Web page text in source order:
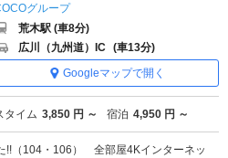
グループ
荒木駅 (車8分)
広川（九州道）IC (車13分)
Googleマップで開く
タイム 3,850 円 ～ 宿泊 4,950 円 ～
!!（104・106） 全部屋4Kインターネッ